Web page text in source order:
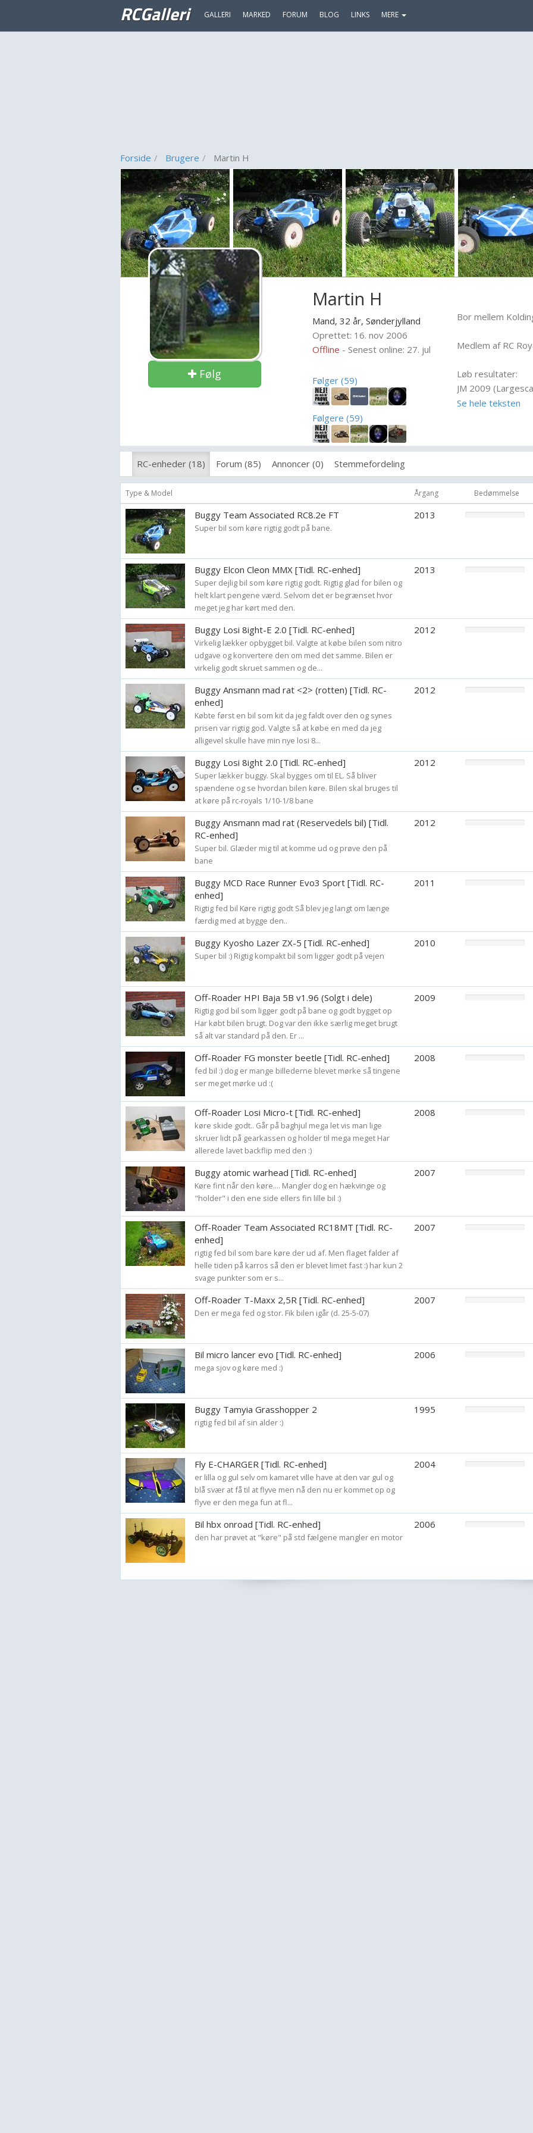
RCGalleri GALLERI MARKED FORUM BLOG LINKS MERE
Forside Brugere Martin H
Følg
Martin H
Mand, 32 år,Sønderjylland
Oprettet: 16. nov 2006
Offline - Senest online: 27. jul
Følger (59)
Følgere (59)
Bor mellem
Medlem af RC
Løb resultater:
JM 2009
1. afd.: 2. plads
1. afd.: 3. plads
2. afd.: 8. plads
3. afd.: 4. plads
1. afd.: 12. plads
2. afd.: 13. plads
4. afd.: 16. plads
5. afd.: 1. plads!
1. afd.: 3. plads!
2% = 0,02 L = 20
5 liter benzin med
1% = 0,05 L = 50
4% = 0,20 L =
2% = 0,20 L =
3% = 0,30 L =
25 liter benzin
1% = 0,25 L =
4% = 1,00 L =
Se hele teksten
RC-enheder (18) Forum (85) Annoncer (0) Stemmefordeling
Type & Model Årgang Bedømmelse
Buggy Team Associated RC8.2e FT
Super bil som køre rigtig godt på bane.
2013
Buggy Elcon Cleon MMX [Tidl. RC-enhed]
Super dejlig bil som køre rigtig godt. Rigtig glad for bilen og
helt klart pengene værd. Selvom det er begrænset hvor
meget jeg har kørt med den.
2013
Buggy Losi 8ight-E 2.0 [Tidl. RC-enhed]
Virkelig lækker opbygget bil. Valgte at købe bilen som nitro
udgave og konvertere den om med det samme. Bilen er
virkelig godt skruet sammen og de...
2012
Buggy Ansmann mad rat <2> (rotten) [Tidl. RC-
enhed]
Købte først en bil som kit da jeg faldt over den og synes
prisen var rigtig god. Valgte så at købe en med da jeg
alligevel skulle have min nye losi 8...
2012
Buggy Losi 8ight 2.0 [Tidl. RC-enhed]
Super lækker buggy. Skal bygges om til EL. Så bliver
spændene og se hvordan bilen køre. Bilen skal bruges til
at køre på rc-royals 1/10-1/8 bane
2012
Buggy Ansmann mad rat (Reservedels bil) [Tidl.
RC-enhed]
Super bil. Glæder mig til at komme ud og prøve den på
bane
2012
Buggy MCD Race Runner Evo3 Sport [Tidl. RC-
enhed]
Rigtig fed bil Køre rigtig godt Så blev jeg langt om længe
færdig med at bygge den..
2011
Buggy Kyosho Lazer ZX-5 [Tidl. RC-enhed]
Super bil :) Rigtig kompakt bil som ligger godt på vejen
2010
Off-Roader HPI Baja 5B v1.96 (Solgt i dele)
Rigtig god bil som ligger godt på bane og godt bygget op
Har købt bilen brugt. Dog var den ikke særlig meget brugt
så alt var standard på den. Er ...
2009
Off-Roader FG monster beetle [Tidl. RC-enhed]
fed bil :) dog er mange billederne blevet mørke så tingene
ser meget mørke ud :(
2008
Off-Roader Losi Micro-t [Tidl. RC-enhed]
køre skide godt.. Går på baghjul mega let vis man lige
skruer lidt på gearkassen og holder til mega meget Har
allerede lavet backflip med den :)
2008
Buggy atomic warhead [Tidl. RC-enhed]
Køre fint når den køre.... Mangler dog en hækvinge og
"holder" i den ene side ellers fin lille bil :)
2007
Off-Roader Team Associated RC18MT [Tidl. RC-
enhed]
rigtig fed bil som bare køre der ud af. Men flaget falder af
helle tiden på karros så den er blevet limet fast :) har kun 2
svage punkter som er s...
2007
Off-Roader T-Maxx 2,5R [Tidl. RC-enhed]
Den er mega fed og stor. Fik bilen igår (d. 25-5-07)
2007
Bil micro lancer evo [Tidl. RC-enhed]
mega sjov og køre med :)
2006
Buggy Tamyia Grasshopper 2
rigtig fed bil af sin alder :)
1995
Fly E-CHARGER [Tidl. RC-enhed]
er lilla og gul selv om kamaret ville have at den var gul og
blå svær at få til at flyve men nå den nu er kommet op og
flyve er den mega fun at fl...
2004
Bil hbx onroad [Tidl. RC-enhed]
den har prøvet at "køre" på std fælgene mangler en motor
2006